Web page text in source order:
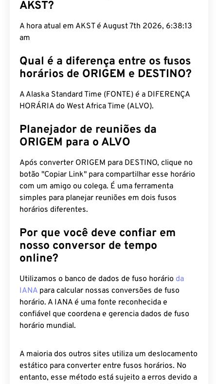
AKST?
A hora atual em AKST é August 7th 2026, 6:38:14
am
Qual é a diferença entre os fusos
horários de ORIGEM e DESTINO?
A Alaska Standard Time (FONTE) é a DIFERENÇA
HORÁRIA do West Africa Time (ALVO).
Planejador de reuniões da
ORIGEM para o ALVO
Após converter ORIGEM para DESTINO, clique no
botão "Copiar Link" para compartilhar esse horário
com um amigo ou colega. É uma ferramenta
simples para planejar reuniões em dois fusos
horários diferentes.
Por que você deve confiar em
nosso conversor de tempo
online?
Utilizamos o banco de dados de fuso horário da
IANA para calcular nossas conversões de fuso
horário. A IANA é uma fonte reconhecida e
confiável que coordena e gerencia dados de fuso
horário mundial.
A maioria dos outros sites utiliza um deslocamento
estático para converter entre fusos horários. No
entanto, esse método está sujeito a erros devido a